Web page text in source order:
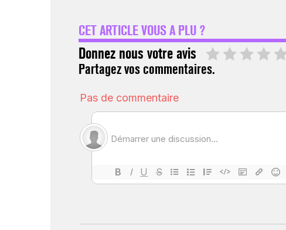
CET ARTICLE VOUS A PLU ?
Donnez nous votre avis
Partagez vos commentaires.